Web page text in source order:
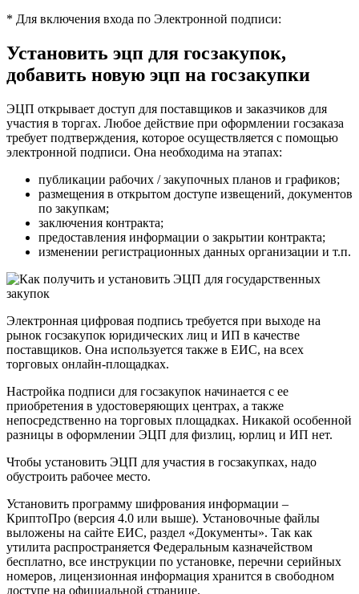
* Для включения входа по Электронной подписи:
Установить эцп для госзакупок,
добавить новую эцп на госзакупки
ЭЦП открывает доступ для поставщиков и заказчиков для
участия в торгах. Любое действие при оформлении госзаказа
требует подтверждения, которое осуществляется с помощью
электронной подписи. Она необходима на этапах:
публикации рабочих / закупочных планов и графиков;
размещения в открытом доступе извещений, документов
по закупкам;
заключения контракта;
предоставления информации о закрытии контракта;
изменении регистрационных данных организации и т.п.
Электронная цифровая подпись требуется при выходе на
рынок госзакупок юридических лиц и ИП в качестве
поставщиков. Она используется также в ЕИС, на всех
торговых онлайн-площадках.
Настройка подписи для госзакупок начинается с ее
приобретения в удостоверяющих центрах, а также
непосредственно на торговых площадках. Никакой особенной
разницы в оформлении ЭЦП для физлиц, юрлиц и ИП нет.
Чтобы установить ЭЦП для участия в госзакупках, надо
обустроить рабочее место.
Установить программу шифрования информации –
КриптоПро (версия 4.0 или выше). Установочные файлы
выложены на сайте ЕИС, раздел «Документы». Так как
утилита распространяется Федеральным казначейством
бесплатно, все инструкции по установке, перечни серийных
номеров, лицензионная информация хранится в свободном
доступе на официальной странице.